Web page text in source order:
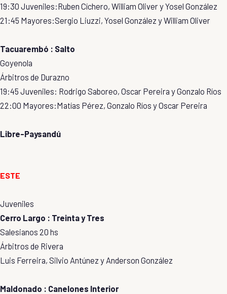
19:30 Juveniles:Ruben Cíchero, William Oliver y Yosel González
21:45 Mayores:Sergio Liuzzi, Yosel González y William Oliver
Tacuarembó : Salto
Goyenola
Árbitros de Durazno
19:45 Juveniles: Rodrigo Saboreo, Oscar Pereira y Gonzalo Ríos
22:00 Mayores:Matías Pérez, Gonzalo Ríos y Oscar Pereira
Libre-Paysandú
ESTE
Juveniles
Cerro Largo : Treinta y Tres
Salesianos 20 hs
Árbitros de Rivera
Luis Ferreira, Silvio Antúnez y Anderson González
Maldonado : Canelones Interior